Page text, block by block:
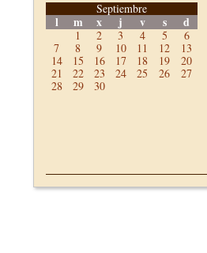
Septiembre
l m x j v s d
1 2 3 4 5
6
7
8 9 10 11 12
13
14
15 16 17 18 19
20
21
22 23 24 25 26
27
28
29 30